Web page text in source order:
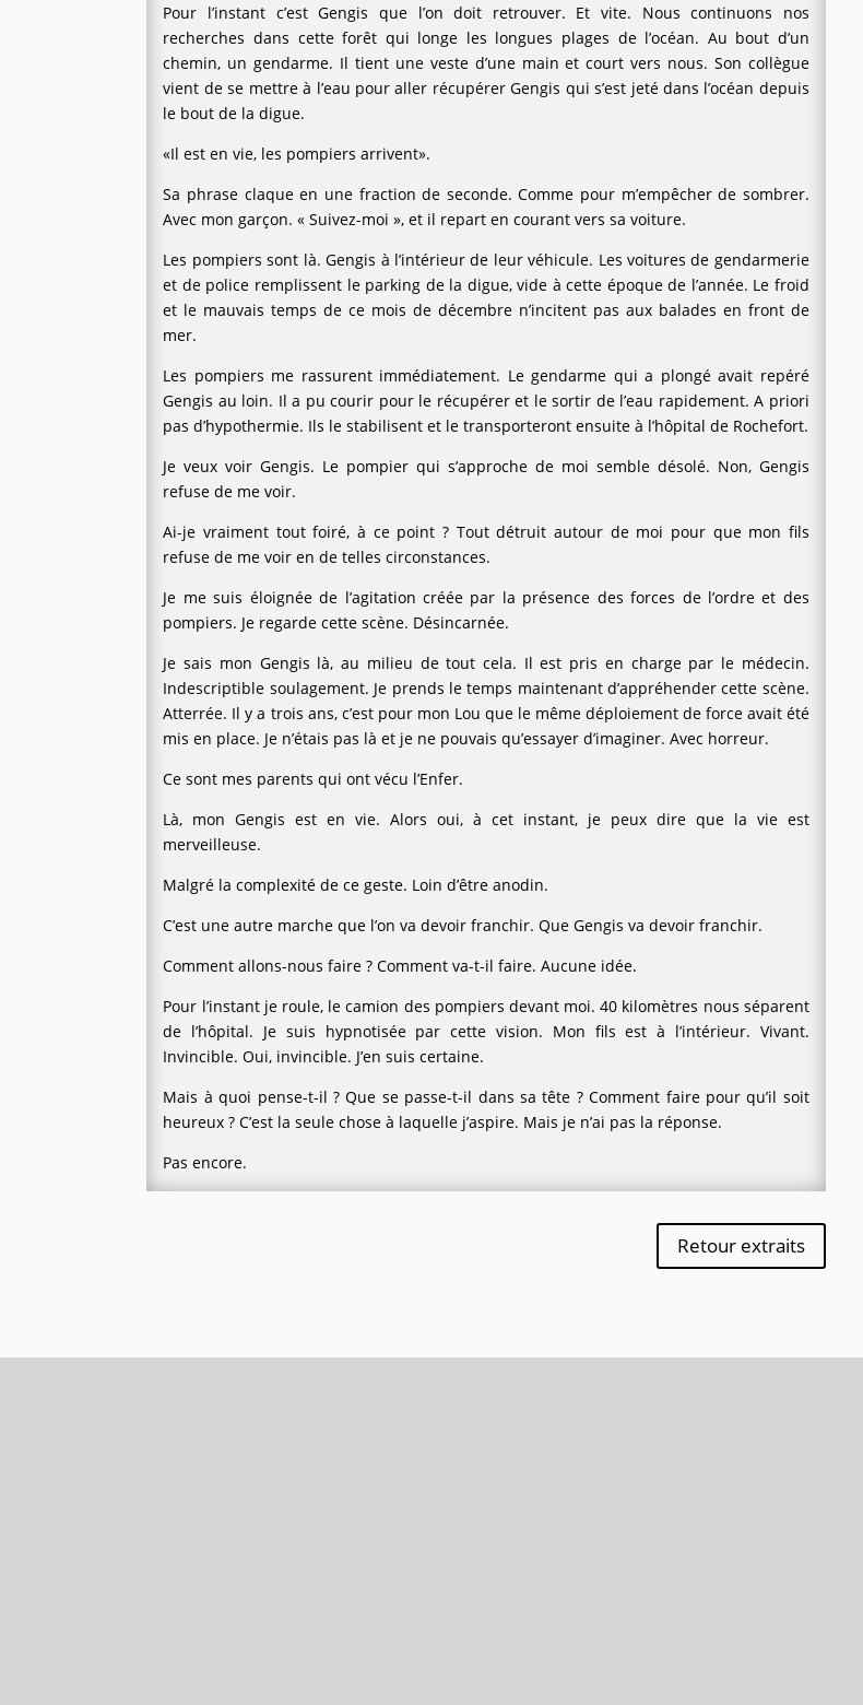
Pour l’instant c’est Gengis que l’on doit retrouver. Et vite. Nous continuons nos
recherches dans cette forêt qui longe les longues plages de l’océan. Au bout d’un
chemin, un gendarme. Il tient une veste d’une main et court vers nous. Son collègue
vient de se mettre à l’eau pour aller récupérer Gengis qui s’est jeté dans l’océan depuis
le bout de la digue.
«Il est en vie, les pompiers arrivent».
Sa phrase claque en une fraction de seconde. Comme pour m’empêcher de sombrer.
Avec mon garçon. « Suivez-moi », et il repart en courant vers sa voiture.
Les pompiers sont là. Gengis à l’intérieur de leur véhicule. Les voitures de gendarmerie
et de police remplissent le parking de la digue, vide à cette époque de l’année. Le froid
et le mauvais temps de ce mois de décembre n’incitent pas aux balades en front de
mer.
Les pompiers me rassurent immédiatement. Le gendarme qui a plongé avait repéré
Gengis au loin. Il a pu courir pour le récupérer et le sortir de l’eau rapidement. A priori
pas d’hypothermie. Ils le stabilisent et le transporteront ensuite à l’hôpital de Rochefort.
Je veux voir Gengis. Le pompier qui s’approche de moi semble désolé. Non, Gengis
refuse de me voir.
Ai-je vraiment tout foiré, à ce point ? Tout détruit autour de moi pour que mon fils
refuse de me voir en de telles circonstances.
Je me suis éloignée de l’agitation créée par la présence des forces de l’ordre et des
pompiers. Je regarde cette scène. Désincarnée.
Je sais mon Gengis là, au milieu de tout cela. Il est pris en charge par le médecin.
Indescriptible soulagement. Je prends le temps maintenant d’appréhender cette scène.
Atterrée. Il y a trois ans, c’est pour mon Lou que le même déploiement de force avait été
mis en place. Je n’étais pas là et je ne pouvais qu’essayer d’imaginer. Avec horreur.
Ce sont mes parents qui ont vécu l’Enfer.
Là, mon Gengis est en vie. Alors oui, à cet instant, je peux dire que la vie est
merveilleuse.
Malgré la complexité de ce geste. Loin d’être anodin.
C’est une autre marche que l’on va devoir franchir. Que Gengis va devoir franchir.
Comment allons-nous faire ? Comment va-t-il faire. Aucune idée.
Pour l’instant je roule, le camion des pompiers devant moi. 40 kilomètres nous séparent
de l’hôpital. Je suis hypnotisée par cette vision. Mon fils est à l’intérieur. Vivant.
Invincible. Oui, invincible. J’en suis certaine.
Mais à quoi pense-t-il ? Que se passe-t-il dans sa tête ? Comment faire pour qu’il soit
heureux ? C’est la seule chose à laquelle j’aspire. Mais je n’ai pas la réponse.
Pas encore.
Retour extraits